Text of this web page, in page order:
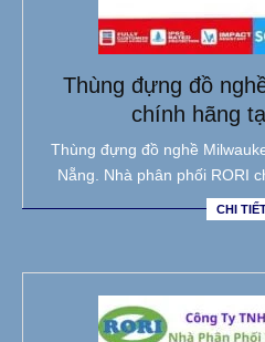
Thùng đựng đồ
chính hãng
Thùng đựng đồ nghề
Nẵng. Nhà phân phối RORI
CHI